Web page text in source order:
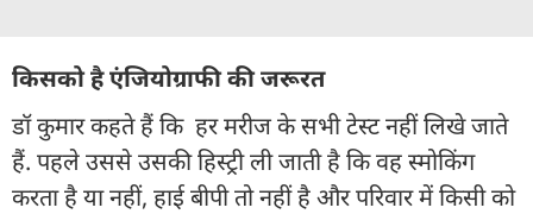
किसको है एंजियोग्राफी की जरूरत
डॉ कुमार कहते हैं कि हर मरीज के सभी टेस्ट नहीं लिखे जाते
हैं. पहले उससे उसकी हिस्ट्री ली जाती है कि वह स्मोकिंग
करता है या नहीं, हाई बीपी तो नहीं है और परिवार में किसी को